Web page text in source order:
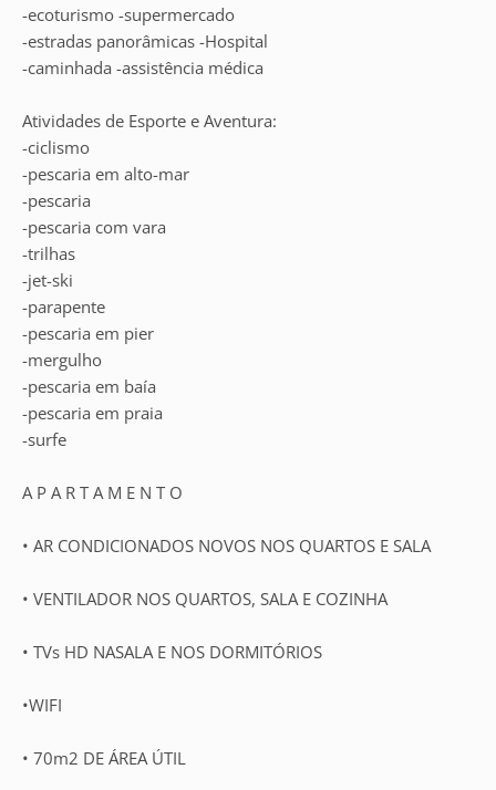
-ecoturismo -supermercado
-estradas panorâmicas -Hospital
-caminhada -assistência médica
Atividades de Esporte e Aventura:
-ciclismo
-pescaria em alto-mar
-pescaria
-pescaria com vara
-trilhas
-jet-ski
-parapente
-pescaria em pier
-mergulho
-pescaria em baía
-pescaria em praia
-surfe
A P A R T A M E N T O
• AR CONDICIONADOS NOVOS NOS QUARTOS E SALA
• VENTILADOR NOS QUARTOS, SALA E COZINHA
• TVs HD NASALA E NOS DORMITÓRIOS
•WIFI
• 70m2 DE ÁREA ÚTIL